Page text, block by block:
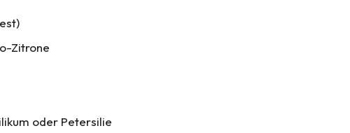
Zitrone
oder Petersilie